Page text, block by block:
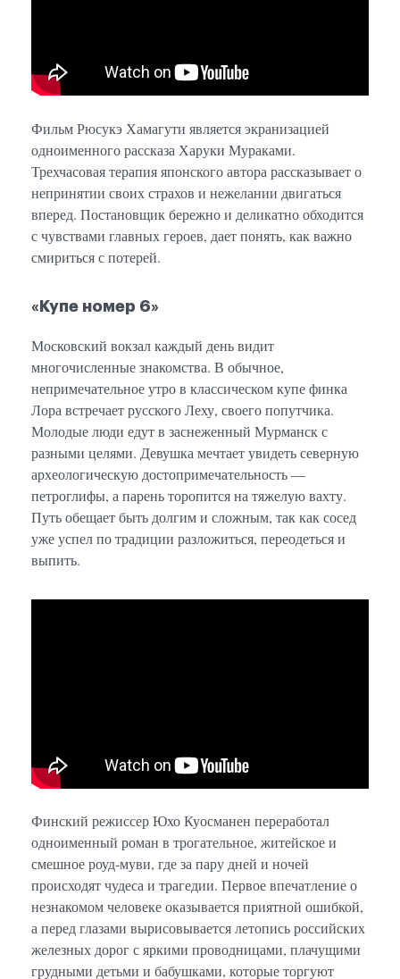
Фильм Рюсукэ Хамагути является экранизацией
одноименного рассказа Харуки Мураками.
Трехчасовая терапия японского автора рассказывает о
непринятии своих страхов и нежелании двигаться
вперед. Постановщик бережно и деликатно обходится
с чувствами главных героев, дает понять, как важно
смириться с потерей.
«Купе номер 6»
Московский вокзал каждый день видит
многочисленные знакомства. В обычное,
непримечательное утро в классическом купе финка
Лора встречает русского Леху, своего попутчика.
Молодые люди едут в заснеженный Мурманск с
разными целями. Девушка мечтает увидеть северную
археологическую достопримечательность —
петроглифы, а парень торопится на тяжелую вахту.
Путь обещает быть долгим и сложным, так как сосед
уже успел по традиции разложиться, переодеться и
выпить.
Финский режиссер Юхо Куосманен переработал
одноименный роман в трогательное, житейское и
смешное роуд-муви, где за пару дней и ночей
происходят чудеса и трагедии. Первое впечатление о
незнакомом человеке оказывается приятной ошибкой,
а перед глазами вырисовывается летопись российских
железных дорог с яркими проводницами, плачущими
грудными детьми и бабушками, которые торгуют